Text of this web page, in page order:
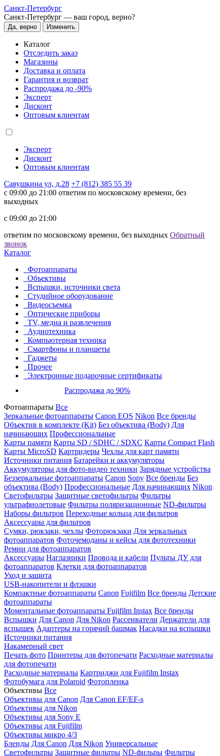
Санкт-Петербург
Санкт-Петербург — ваш город, верно?
Да, верно Изменить
Каталог
Отследить заказ
Магазины
Доставка и оплата
Гарантия и возврат
Распродажа до -90%
Эксперт
Дисконт
Оптовым клиентам
Эксперт
Дисконт
Оптовым клиентам
Савушкина ул, д.28 +7 (812) 385 55 39
c 09:00 до 21:00 ответим по московскому времени, без
выходных
c 09:00 до 21:00
ответим по московскому времени, без выходных Обратный
звонок
Каталог
Фотоаппараты
Объективы
Вспышки, источники света
Студийное оборудование
Видеосъемка
Оптические приборы
TV, медиа и развлечения
Аудиотехника
Компьютерная техника
Смартфоны и планшеты
Гаджеты
Прочее
Электронные подарочные сертификаты
Распродажа до 90%
Фотоаппараты Все
Зеркальные фотоаппараты Canon EOS Nikon Все бренды
Объектив в комплекте (Kit) Без объектива (Body) Для
начинающих Профессиональные
Карты памяти Карты SD / SDHC / SDXC Карты Compact Flash
Карты MicroSD Картридеры Чехлы для карт памяти
Источники питания Батарейки и аккумуляторы
Аккумуляторы для фото-видео техники Зарядные устройства
Беззеркальные фотоаппараты Canon Sony Все бренды Без
объектива (Body) Профессиональные Для начинающих Nikon
Светофильтры Защитные светофильтры Фильтры
ультрафиолетовые Фильтры поляризационные ND-фильтры
Наборы фильтров Переходные кольца для фильтров
Аксессуары для фильтров
Сумки, рюкзаки, чехлы Фоторюкзаки Для зеркальных
фотоаппаратов Фоточемоданы и кейсы для фототехники
Ремни для фотоаппаратов
Аксессуары Наглазники Провода и кабели Пульты ДУ для
фотоаппаратов Клетки для фотоаппаратов
Уход и защита
USB-накопители и флэшки
Компактные фотоаппараты Canon Fujifilm Все бренды Детские
фотоаппараты
Моментальные фотоаппараты Fujifilm Instax Все бренды
Вспышки Для Canon Для Nikon Рассеиватели Держатели для
вспышек Адаптеры на горячий башмак Насадки на вспышки
Источники питания
Накамерный свет
Печать фото Принтеры для фотопечати Расходные материалы
для фотопечати
Расходные материалы Картриджи для Fujifilm Instax
Фотобумага для Polaroid Фотопленка
Объективы Все
Объективы для Canon Для Canon EF/EF-s
Объективы для Nikon
Объективы для Sony E
Объективы для Fujifilm
Объективы микро 4/3
Бленды Для Canon Для Nikon Универсальные
Светофильтры Защитные фильтры ND-фильры Фильтры